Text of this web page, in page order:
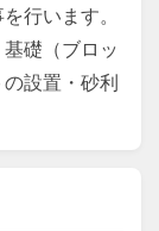
行います。
礎（ブロッ
設置・砂利